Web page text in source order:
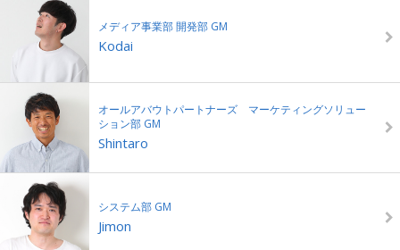
メディア事業部 開発部 GM
Kodai
オールアバウトパートナーズ マーケティングソリュー
ション部 GM
Shintaro
システム部 GM
Jimon